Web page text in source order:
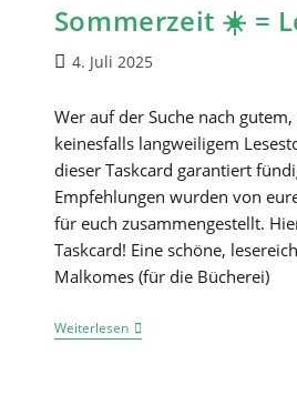
Sommerzeit ☀️ =
Beitrag
4. Juli 2025
Wer auf der Suche nach
keinesfalls langweiligem
dieser Taskcard garantiert
Empfehlungen wurden von
für euch zusammengestellt.
Taskcard! Eine schöne,
Malkomes (für die Bücherei)
WeiterlesenSommerzeit
☀️